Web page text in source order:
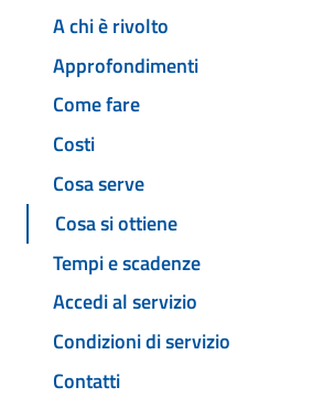
A chi è rivolto
Approfondimenti
Come fare
Costi
Cosa serve
Cosa si ottiene
Tempi e scadenze
Accedi al servizio
Condizioni di servizio
Contatti